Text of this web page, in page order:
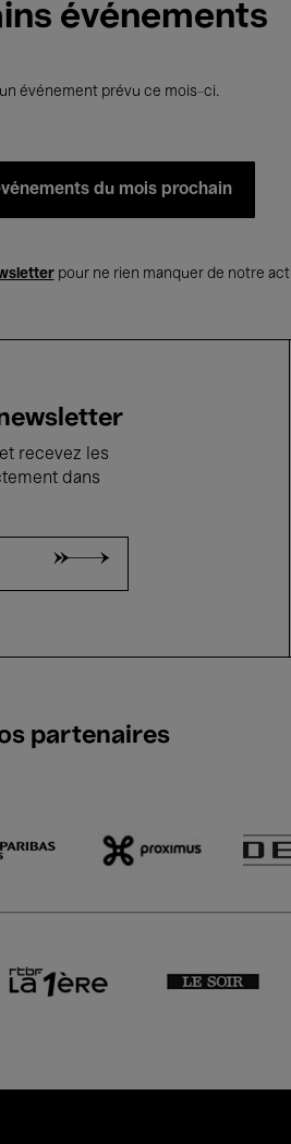
événements
événement prévu ce mois-ci.
du mois prochain
pour ne rien manquer de notre
recevez les
dans
partenaires